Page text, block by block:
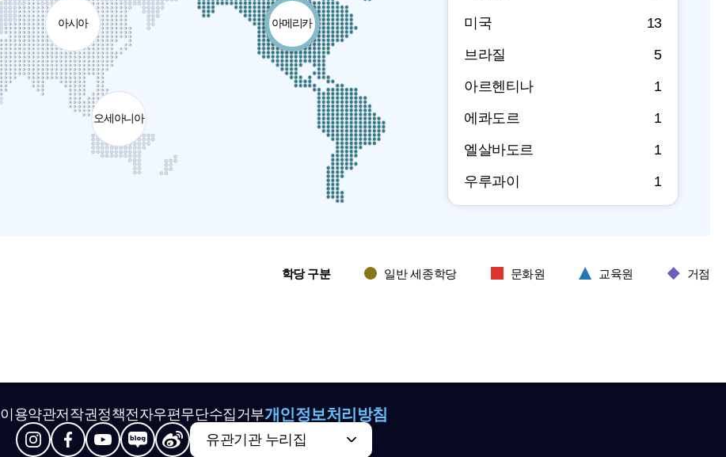
아메리카
아시아
오세아니아
미국
13
브라질
5
아르헨티나
1
에콰도르
1
엘살바도르
1
우루과이
1
콜롬비아
학당 구분 일반 세종학당 문화원 교육원 거점
이용약관저작권정책전자우편무단수집거부개인정보처리방침
유관기관 누리집